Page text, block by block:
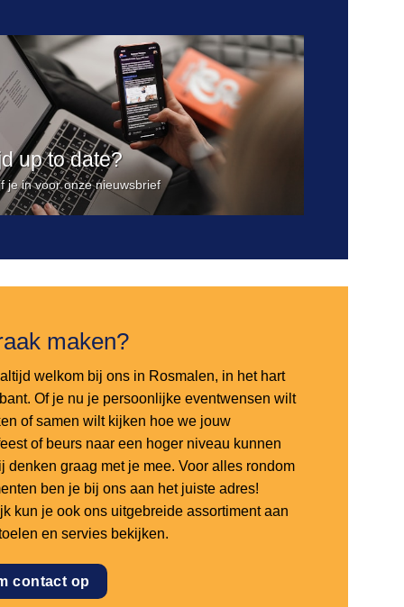
up to date?
je in voor onze nieuwsbrief
maken?
welkom bij ons in Rosmalen, in het hart
Of je nu je persoonlijke eventwensen wilt
of samen wilt kijken hoe we jouw
of beurs naar een hoger niveau kunnen
denken graag met je mee. Voor alles rondom
ben je bij ons aan het juiste adres!
kun je ook ons uitgebreide assortiment aan
en servies bekijken.
contact op